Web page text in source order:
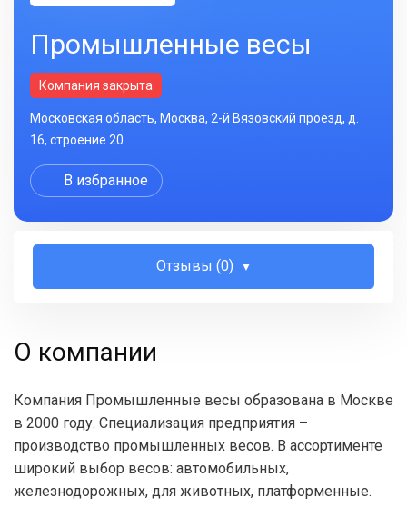
Промышленные весы
Компания закрыта
Московская область, Москва, 2-й Вязовский проезд, д.
16, строение 20
В избранное
Отзывы (0)
О компании
Компания Промышленные весы образована в Москве
в 2000 году. Специализация предприятия –
производство промышленных весов. В ассортименте
широкий выбор весов: автомобильных,
железнодорожных, для животных, платформенные.